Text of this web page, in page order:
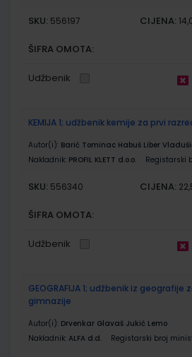
SKU: 556197 CIJENA:
ŠIFRA OMOTA:
Udžbenik
KEMIJA 1; udžbenik kemije za prvi
Autor(i): Barić Tominac Habuš Liber
Nakladnik: PROFIL KLETT d.o.o. Registarski
SKU: 556340 CIJENA:
ŠIFRA OMOTA:
Udžbenik
GEOGRAFIJA 1; udžbenik iz geografije
gimnazije
Autor(i): Drvenkar Glavaš Jukić Lemo
Nakladnik: ALFA d.d. Registarski broj